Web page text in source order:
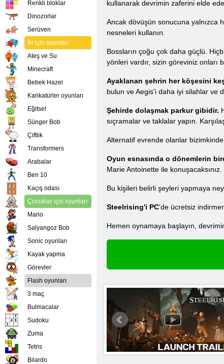
kullanarak devrimin zaferini elde
Ancak dövüşün sonucuna yalnızca
nesneleri kullanın.
Bossların çoğu çok daha güçlü.
yönleri vardır, sizin göreviniz onları
Ayaklanan şehrin her köşesini
bulun ve Aegis'i daha iyi silahlar ve
Şehirde dolaşmak parkur gibidir.
sıçramalar ve taklalar yapın.
Alternatif evrende olanlar
Oyun esnasında o dönemlerin
Marie Antoinette ile konuşacaksınız.
Bu kişileri belirli şeyleri yapmaya
Steelrising'i PC'de ücretsiz
Hemen oynamaya başlayın,
Renkli bloklar
Dinozorlar
Serüven
İki için oyunları
Ateş ve Su
Minecraft
Bebek Hazel
Karikatürler oyunları
Eğitsel
Sünger Bob
Çiftlik
Transformers
Arabalar
Ben 10
Kaçış odası
Çocuklar için oyunları
Mario
Salyangoz Bob
Sonic oyunları
Kayak yapma
Görevler
Flash oyunları
3 maç
Bulmacalar
Sudoku
Zuma
Tetris
Bilardo